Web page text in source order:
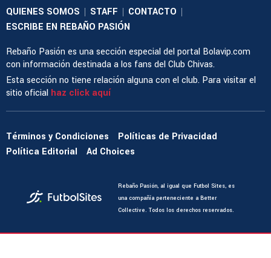
QUIENES SOMOS | STAFF | CONTACTO |
ESCRIBE EN REBAÑO PASIÓN
Rebaño Pasión es una sección especial del portal Bolavip.com
con información destinada a los fans del Club Chivas.
Esta sección no tiene relación alguna con el club. Para visitar el
sitio oficial haz click aquí
Términos y Condiciones
Políticas de Privacidad
Política Editorial
Ad Choices
Rebaño Pasión, al igual que Futbol Sites, es
una compañía perteneciente a Better
Collective. Todos los derechos reservados.